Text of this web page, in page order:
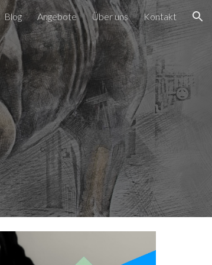
Blog Angebote Über uns Kontakt